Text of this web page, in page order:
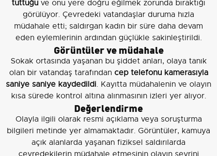
tuttuğu ve onu yere doğru eğilmek zorunda bıraktığı
görülüyor. Çevredeki vatandaşlar duruma hızla
müdahale etti; saldırgan kadın bir süre daha devam
eden eylemlerinin ardından güçlükle sakinleştirildi.
Görüntüler ve müdahale
Sokak ortasında yaşanan bu şiddet anları, olaya tanık
olan bir vatandaş tarafından cep telefonu kamerasıyla
saniye saniye kaydedildi. Kayıtta müdahalenin ve olayın
kısa sürede kontrol altına alınmasının izleri yer alıyor.
Değerlendirme
Olayla ilgili olarak resmi açıklama veya soruşturma
bilgileri metinde yer almamaktadır. Görüntüler, kamuya
açık alanlarda yaşanan fiziksel saldırılarda